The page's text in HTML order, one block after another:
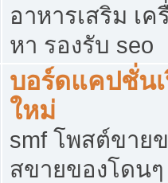
อาหารเสริม เ
หา รองรับ seo
บอร์ดแคปชั่น
ใหม่
smf โพสต์ขาย
สขายของโดน